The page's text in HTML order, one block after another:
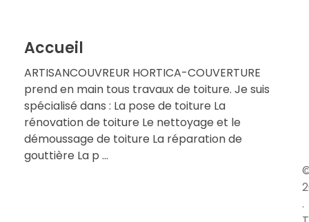
Accueil
ARTISANCOUVREUR HORTICA-COUVERTURE
prend en main tous travaux de toiture. Je suis
spécialisé dans : La pose de toiture La
rénovation de toiture Le nettoyage et le
démoussage de toiture La réparation de
gouttière La p ...
.